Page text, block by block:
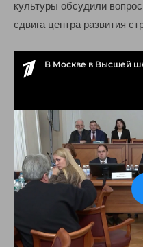
культуры обсудили
сдвига центра развития